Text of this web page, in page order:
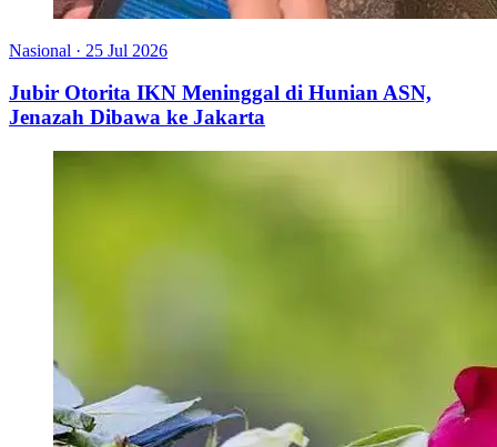
Nasional · 25 Jul 2026
Jubir Otorita IKN Meninggal di Hunian ASN,
Jenazah Dibawa ke Jakarta